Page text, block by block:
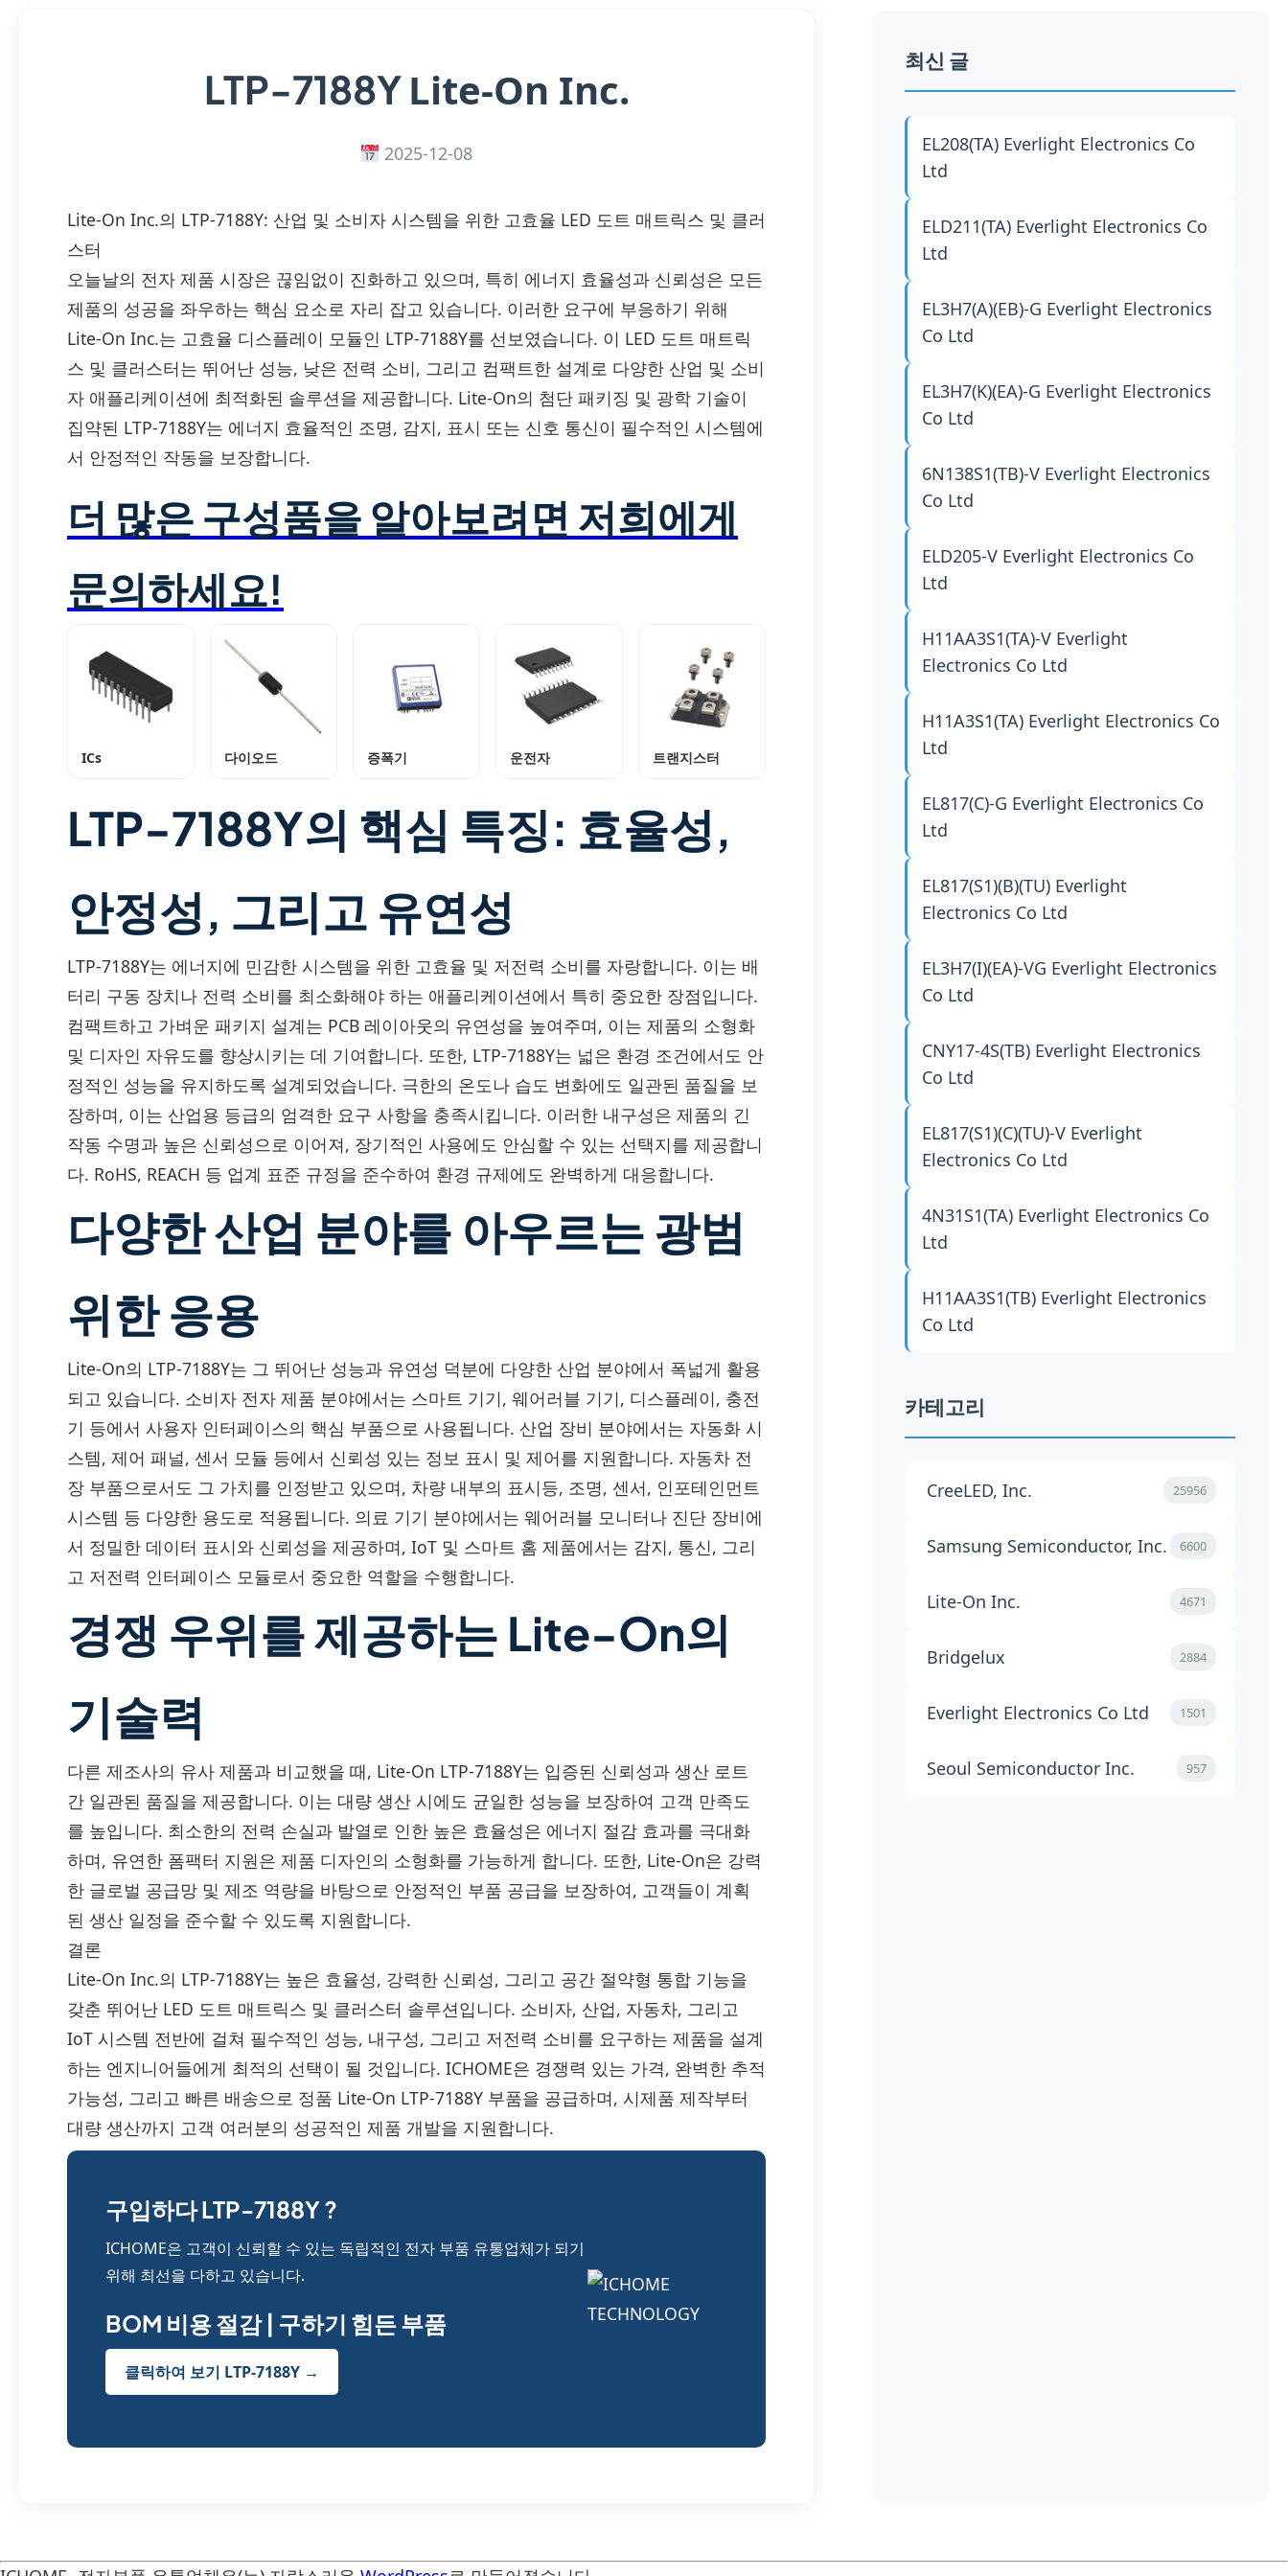
LTP-7188YLite-On Inc.
2025-12-08
Lite-On Inc.의 LTP-7188Y: 산업 및 소비자 시스템을 위한 고효율 LED 도트 매트릭스 및 클러
스터
오늘날의 전자 제품 시장은 끊임없이 진화하고 있으며, 특히 에너지 효율성과 신뢰성은 모든
제품의 성공을 좌우하는 핵심 요소로 자리 잡고 있습니다. 이러한 요구에 부응하기 위해
Lite-On Inc.는 고효율 디스플레이 모듈인 LTP-7188Y를 선보였습니다. 이 LED 도트 매트릭
스 및 클러스터는 뛰어난 성능, 낮은 전력 소비, 그리고 컴팩트한 설계로 다양한 산업 및 소비
자 애플리케이션에 최적화된 솔루션을 제공합니다. Lite-On의 첨단 패키징 및 광학 기술이
집약된 LTP-7188Y는 에너지 효율적인 조명, 감지, 표시 또는 신호 통신이 필수적인 시스템에
서 안정적인 작동을 보장합니다.
더 많은 구성품을 알아보려면 저희에게
문의하세요!
ICs 다이오드 증폭기 운전자 트랜지스터
LTP-7188Y의 핵심 특징: 효율성,
안정성, 그리고 유연성
LTP-7188Y는 에너지에 민감한 시스템을 위한 고효율 및 저전력 소비를 자랑합니다. 이는 배
터리 구동 장치나 전력 소비를 최소화해야 하는 애플리케이션에서 특히 중요한 장점입니다.
컴팩트하고 가벼운 패키지 설계는 PCB 레이아웃의 유연성을 높여주며, 이는 제품의 소형화
및 디자인 자유도를 향상시키는 데 기여합니다. 또한, LTP-7188Y는 넓은 환경 조건에서도 안
정적인 성능을 유지하도록 설계되었습니다. 극한의 온도나 습도 변화에도 일관된 품질을 보
장하며, 이는 산업용 등급의 엄격한 요구 사항을 충족시킵니다. 이러한 내구성은 제품의 긴
작동 수명과 높은 신뢰성으로 이어져, 장기적인 사용에도 안심할 수 있는 선택지를 제공합니
다. RoHS, REACH 등 업계 표준 규정을 준수하여 환경 규제에도 완벽하게 대응합니다.
다양한 산업 분야를 아우르는 광범
위한 응용
Lite-On의 LTP-7188Y는 그 뛰어난 성능과 유연성 덕분에 다양한 산업 분야에서 폭넓게 활용
되고 있습니다. 소비자 전자 제품 분야에서는 스마트 기기, 웨어러블 기기, 디스플레이, 충전
기 등에서 사용자 인터페이스의 핵심 부품으로 사용됩니다. 산업 장비 분야에서는 자동화 시
스템, 제어 패널, 센서 모듈 등에서 신뢰성 있는 정보 표시 및 제어를 지원합니다. 자동차 전
장 부품으로서도 그 가치를 인정받고 있으며, 차량 내부의 표시등, 조명, 센서, 인포테인먼트
시스템 등 다양한 용도로 적용됩니다. 의료 기기 분야에서는 웨어러블 모니터나 진단 장비에
서 정밀한 데이터 표시와 신뢰성을 제공하며, IoT 및 스마트 홈 제품에서는 감지, 통신, 그리
고 저전력 인터페이스 모듈로서 중요한 역할을 수행합니다.
경쟁 우위를 제공하는 Lite-On의
기술력
다른 제조사의 유사 제품과 비교했을 때, Lite-On LTP-7188Y는 입증된 신뢰성과 생산 로트
간 일관된 품질을 제공합니다. 이는 대량 생산 시에도 균일한 성능을 보장하여 고객 만족도
를 높입니다. 최소한의 전력 손실과 발열로 인한 높은 효율성은 에너지 절감 효과를 극대화
하며, 유연한 폼팩터 지원은 제품 디자인의 소형화를 가능하게 합니다. 또한, Lite-On은 강력
한 글로벌 공급망 및 제조 역량을 바탕으로 안정적인 부품 공급을 보장하여, 고객들이 계획
된 생산 일정을 준수할 수 있도록 지원합니다.
결론
Lite-On Inc.의 LTP-7188Y는 높은 효율성, 강력한 신뢰성, 그리고 공간 절약형 통합 기능을
갖춘 뛰어난 LED 도트 매트릭스 및 클러스터 솔루션입니다. 소비자, 산업, 자동차, 그리고
IoT 시스템 전반에 걸쳐 필수적인 성능, 내구성, 그리고 저전력 소비를 요구하는 제품을 설계
하는 엔지니어들에게 최적의 선택이 될 것입니다. ICHOME은 경쟁력 있는 가격, 완벽한 추적
가능성, 그리고 빠른 배송으로 정품 Lite-On LTP-7188Y 부품을 공급하며, 시제품 제작부터
대량 생산까지 고객 여러분의 성공적인 제품 개발을 지원합니다.
구입하다 LTP-7188Y ?
ICHOME은 고객이 신뢰할 수 있는 독립적인 전자 부품 유통업체가 되기
위해 최선을 다하고 있습니다.
BOM 비용 절감 | 구하기 힘든 부품
클릭하여 보기 LTP-7188Y →
최신 글
EL208(TA) Everlight Electronics Co
Ltd
ELD211(TA) Everlight Electronics Co
Ltd
EL3H7(A)(EB)-G Everlight Electronics
Co Ltd
EL3H7(K)(EA)-G Everlight Electronics
Co Ltd
6N138S1(TB)-V Everlight Electronics
Co Ltd
ELD205-V Everlight Electronics Co
Ltd
H11AA3S1(TA)-V Everlight
Electronics Co Ltd
H11A3S1(TA) Everlight Electronics Co
Ltd
EL817(C)-G Everlight Electronics Co
Ltd
EL817(S1)(B)(TU) Everlight
Electronics Co Ltd
EL3H7(I)(EA)-VG Everlight Electronics
Co Ltd
CNY17-4S(TB) Everlight Electronics
Co Ltd
EL817(S1)(C)(TU)-V Everlight
Electronics Co Ltd
4N31S1(TA) Everlight Electronics Co
Ltd
H11AA3S1(TB) Everlight Electronics
Co Ltd
카테고리
CreeLED, Inc. 25956
Samsung Semiconductor, Inc. 6600
Lite-On Inc. 4671
Bridgelux 2884
Everlight Electronics Co Ltd 1501
Seoul Semiconductor Inc. 957